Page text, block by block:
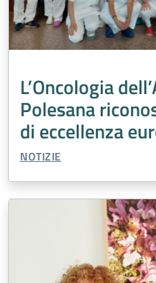
Cure Palliative
Igiene
Prenotazioni
Fascicolo
Medicina Trasfusionale
Cardiologia
Agricoltura
Percorso
Malattie rare
Violenza di
Chirurgia Generale
Prevenzione
Esenzioni
L’Oncologia
Polesana
di eccellenza
TIPO CONTENUTO:
NOTIZIE